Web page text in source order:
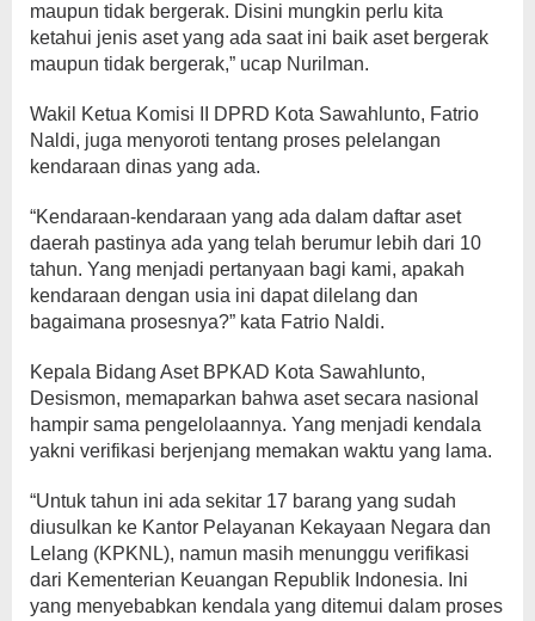
maupun tidak bergerak. Disini mungkin perlu kita
ketahui jenis aset yang ada saat ini baik aset bergerak
maupun tidak bergerak,” ucap Nurilman.
Wakil Ketua Komisi II DPRD Kota Sawahlunto, Fatrio
Naldi, juga menyoroti tentang proses pelelangan
kendaraan dinas yang ada.
“Kendaraan-kendaraan yang ada dalam daftar aset
daerah pastinya ada yang telah berumur lebih dari 10
tahun. Yang menjadi pertanyaan bagi kami, apakah
kendaraan dengan usia ini dapat dilelang dan
bagaimana prosesnya?” kata Fatrio Naldi.
Kepala Bidang Aset BPKAD Kota Sawahlunto,
Desismon, memaparkan bahwa aset secara nasional
hampir sama pengelolaannya. Yang menjadi kendala
yakni verifikasi berjenjang memakan waktu yang lama.
“Untuk tahun ini ada sekitar 17 barang yang sudah
diusulkan ke Kantor Pelayanan Kekayaan Negara dan
Lelang (KPKNL), namun masih menunggu verifikasi
dari Kementerian Keuangan Republik Indonesia. Ini
yang menyebabkan kendala yang ditemui dalam proses